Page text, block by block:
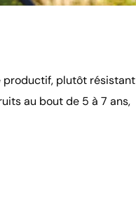
productif, plutôt
au bout de 5 à 7 ans,